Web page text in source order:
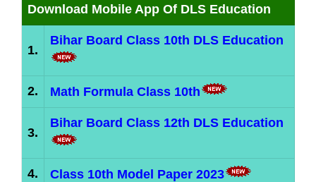
Download Mobile App Of DLS Education
1.
Bihar Board Class 10th DLS Education
2. Math Formula Class 10th
3.
Bihar Board Class 12th DLS Education
4. Class 10th Model Paper 2023